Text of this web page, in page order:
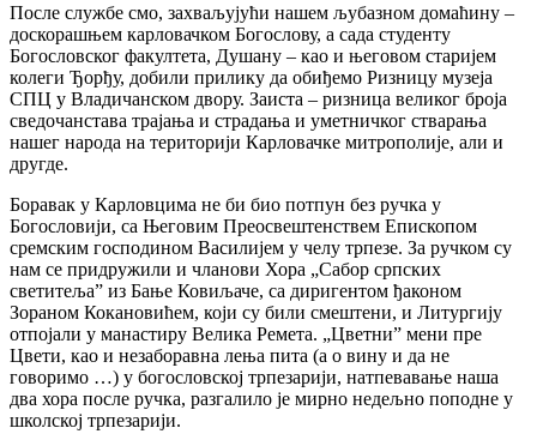
После службе смо, захваљујући нашем љубазном домаћину –
доскорашњем карловачком Богослову, а сада студенту
Богословског факултета, Душану – као и његовом старијем
колеги Ђорђу, добили прилику да обиђемо Ризницу музеја
СПЦ у Владичанском двору. Заиста – ризница великог броја
сведочанстава трајања и страдања и уметничког стварања
нашег народа на територији Карловачке митрополије, али и
другде.
Боравак у Карловцима не би био потпун без ручка у
Богословији, са Његовим Преосвештенствем Епископом
сремским господином Василијем у челу трпезе. За ручком су
нам се придружили и чланови Хора „Сабор српских
светитеља” из Бање Ковиљаче, са диригентом ђаконом
Зораном Кокановићем, који су били смештени, и Литургију
отпојали у манастиру Велика Ремета. „Цветни” мени пре
Цвети, као и незаборавна лења пита (а о вину и да не
говоримо …) у богословској трпезарији, натпевавање наша
два хора после ручка, разгалило је мирно недељно поподне у
школској трпезарији.